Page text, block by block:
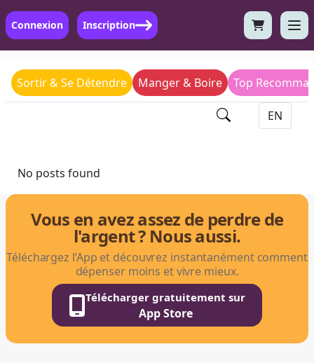
Connexion Inscription
Sortir & Se Détendre Manger & Boire Top
No posts found
Vous en avez assez de perdre de
l'argent ? Nous aussi.
Téléchargez l’App et découvrez instantanément comment
dépenser moins et vivre mieux.
Télécharger gratuitement sur
App Store